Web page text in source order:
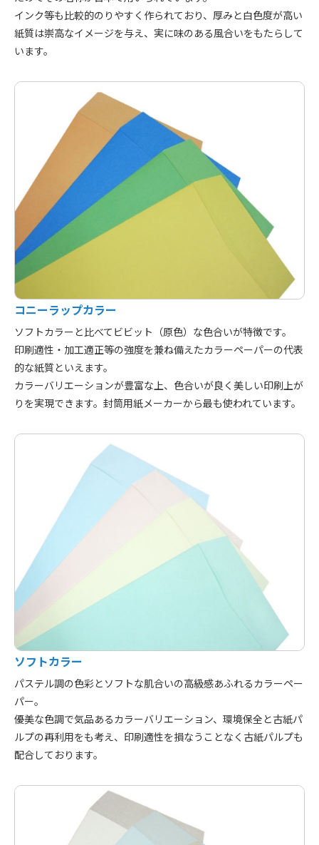
インク等も比較的のりやすく作られており、厚みと白色度が高い
紙質は崇高なイメージを与え、実に味のある風合いをもたらして
います。
コニーラップカラー
ソフトカラーと比べてビビット（原色）な色合いが特徴です。
印刷適性・加工適正等の強度を兼ね備えたカラーペーパーの代表
的な紙質といえます。
カラーバリエーションが豊富な上、色合いが良く美しい印刷上が
りを実現できます。封筒用紙メーカーから最も使われています。
ソフトカラー
パステル調の色彩とソフトな肌合いの高級感あふれるカラーペー
パー。
優美な色調で気品あるカラーバリエーション、環境保全と古紙パ
ルプの再利用をも考え、印刷適性を損なうことなく古紙パルプも
配合しております。